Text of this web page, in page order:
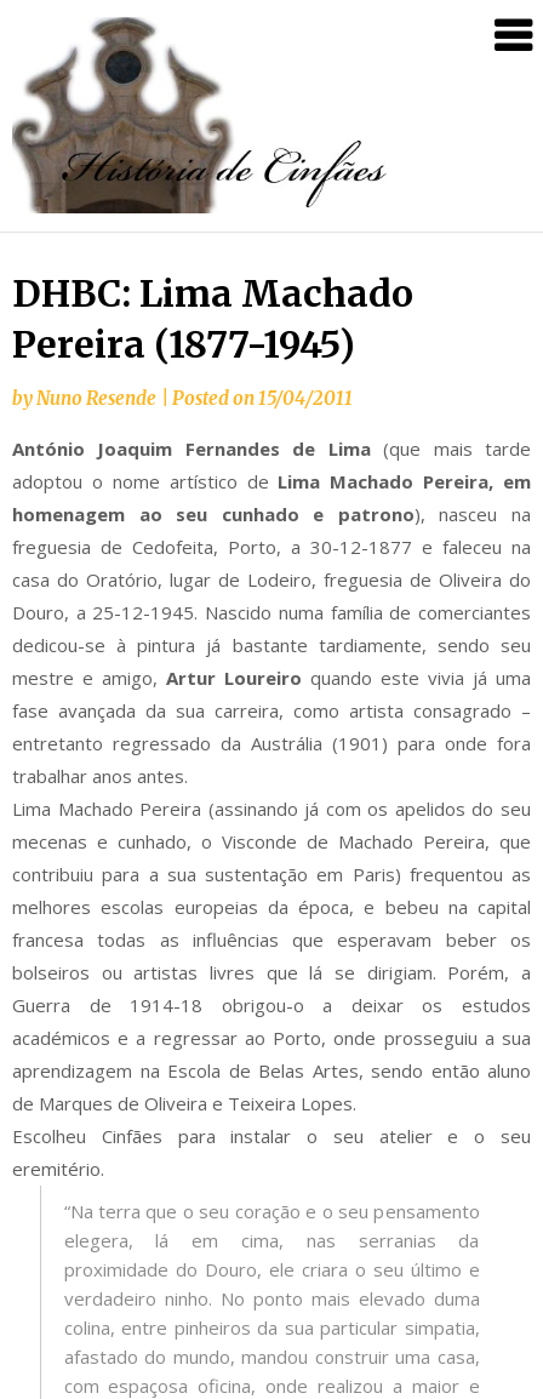
DHBC: Lima Machado
Pereira (1877-1945)
byNuno Resende Posted on15/04/2011
António Joaquim Fernandes de Lima(que mais tarde
adoptou o nome artístico de Lima Machado Pereira, em
homenagem ao seu cunhado e patrono), nasceu na
freguesia de Cedofeita, Porto, a 30-12-1877 e faleceu na
casa do Oratório, lugar de Lodeiro, freguesia de Oliveira do
Douro, a 25-12-1945. Nascido numa família de comerciantes
dedicou-se à pintura já bastante tardiamente, sendo seu
mestre e amigo, Artur Loureiro quando este vivia já uma
fase avançada da sua carreira, como artista consagrado –
entretanto regressado da Austrália (1901) para onde fora
trabalhar anos antes.
Lima Machado Pereira (assinando já com os apelidos do seu
mecenas e cunhado, o Visconde de Machado Pereira, que
contribuiu para a sua sustentação em Paris) frequentou as
melhores escolas europeias da época, e bebeu na capital
francesa todas as influências que esperavam beber os
bolseiros ou artistas livres que lá se dirigiam. Porém, a
Guerra de 1914-18 obrigou-o a deixar os estudos
académicos e a regressar ao Porto, onde prosseguiu a sua
aprendizagem na Escola de Belas Artes, sendo então aluno
de Marques de Oliveira e Teixeira Lopes.
Escolheu Cinfães para instalar o seu atelier e o seu
eremitério.
“Na terra que o seu coração e o seu pensamento
elegera, lá em cima, nas serranias da
proximidade do Douro, ele criara o seu último e
verdadeiro ninho. No ponto mais elevado duma
colina, entre pinheiros da sua particular simpatia,
afastado do mundo, mandou construir uma casa,
com espaçosa oficina, onde realizou a maior e